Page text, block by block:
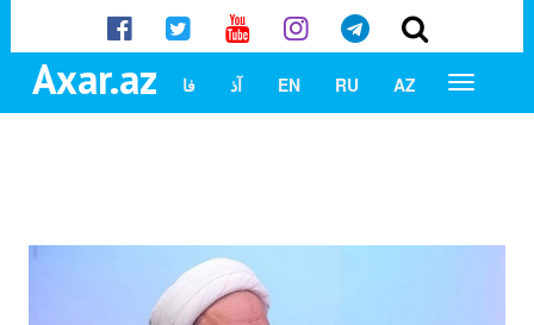
Axar.az AZ
RU
EN آذ فا